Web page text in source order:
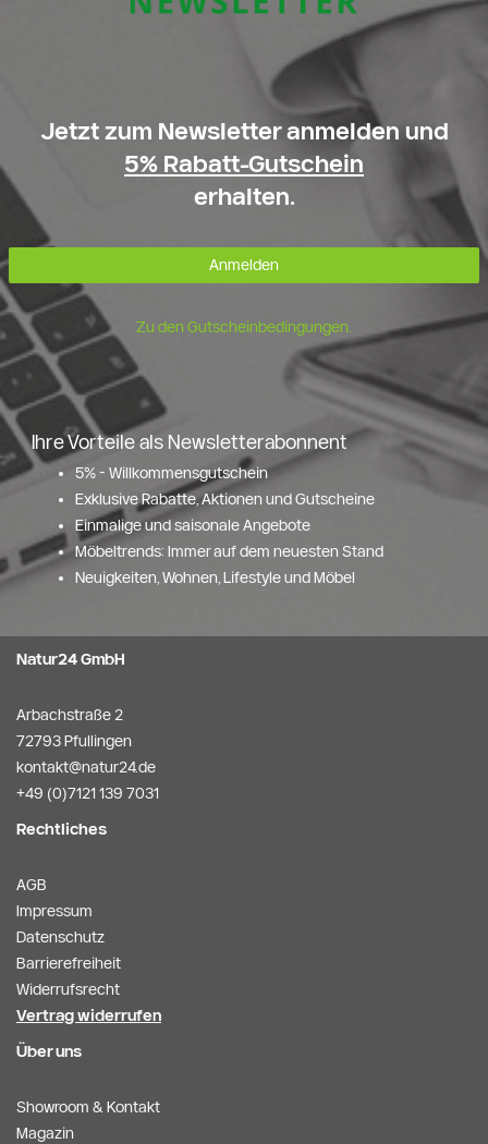
Jetzt zum Newsletter anmelden und
5% Rabatt-Gutschein
erhalten.
Anmelden
Zu den Gutscheinbedingungen.
Ihre Vorteile als Newsletterabonnent
5% - Willkommensgutschein
Exklusive Rabatte, Aktionen und Gutscheine
Einmalige und saisonale Angebote
Möbeltrends: Immer auf dem neuesten Stand
Neuigkeiten, Wohnen, Lifestyle und Möbel
Natur24 GmbH
Arbachstraße 2
72793 Pfullingen
kontakt@natur24.de
+49 (0)7121 139 7031
Rechtliches
AGB
Impressum
Datenschutz
Barrierefreiheit
Widerrufsrecht
Vertrag widerrufen
Über uns
Showroom & Kontakt
Magazin